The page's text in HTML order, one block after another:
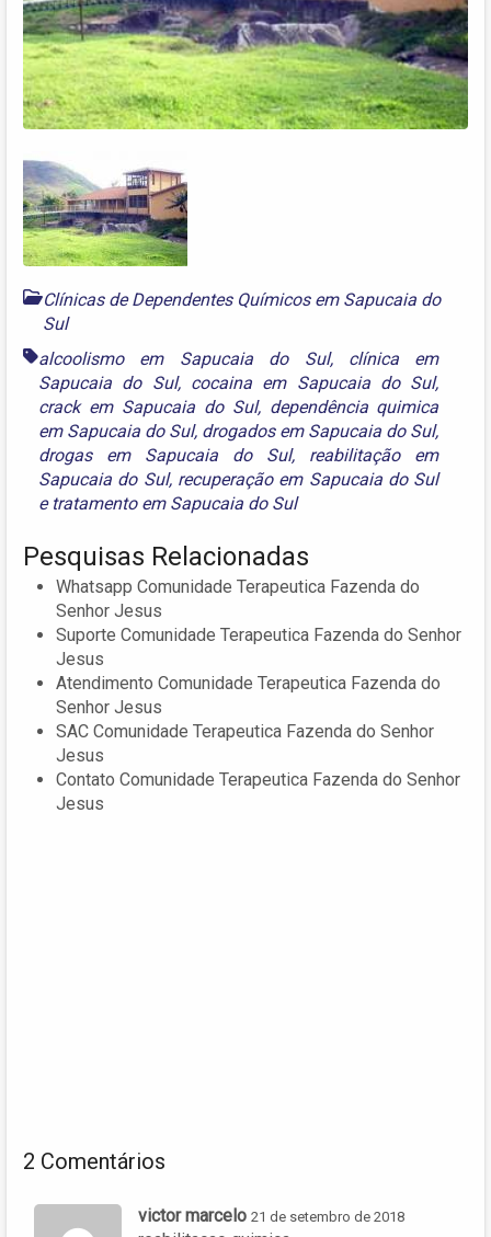
Clínicas de Dependentes Químicos em Sapucaia do
Sul
alcoolismo em Sapucaia do Sul, clínica em
Sapucaia do Sul, cocaina em Sapucaia do Sul,
crack em Sapucaia do Sul, dependência quimica
em Sapucaia do Sul, drogados em Sapucaia do Sul,
drogas em Sapucaia do Sul, reabilitação em
Sapucaia do Sul, recuperação em Sapucaia do Sul
e tratamento em Sapucaia do Sul
Pesquisas Relacionadas
Whatsapp Comunidade Terapeutica Fazenda do
Senhor Jesus
Suporte Comunidade Terapeutica Fazenda do Senhor
Jesus
Atendimento Comunidade Terapeutica Fazenda do
Senhor Jesus
SAC Comunidade Terapeutica Fazenda do Senhor
Jesus
Contato Comunidade Terapeutica Fazenda do Senhor
Jesus
2 Comentários
victor marcelo 21 de setembro de 2018